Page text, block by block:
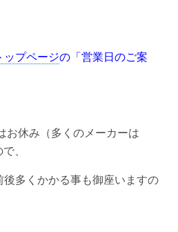
ップページの「営業日のご案
お休み（多くのメーカーは
、
多くかかる事も御座いますの